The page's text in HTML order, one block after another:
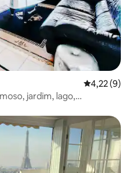
4,22 de
4,22 (9)
jardim, lago,